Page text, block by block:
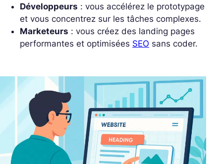
Développeurs : vous accélérez le prototypage
et vous concentrez sur les tâches complexes.
Marketeurs : vous créez des landing pages
performantes et optimisées SEO sans coder.